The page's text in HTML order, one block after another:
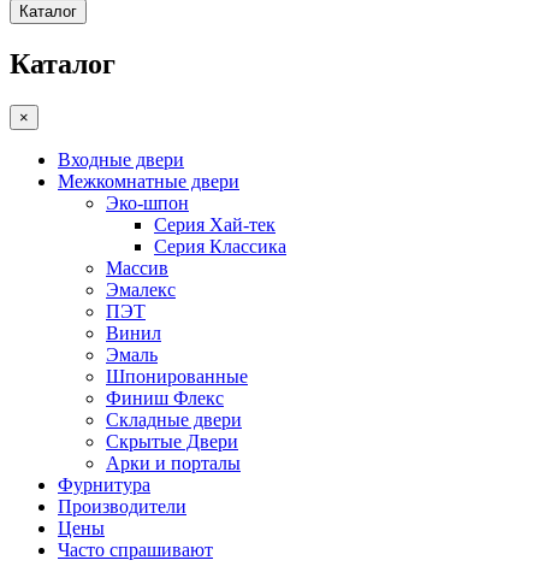
Каталог
Каталог
×
Входные двери
Межкомнатные двери
Эко-шпон
Серия Хай-тек
Серия Классика
Массив
Эмалекс
ПЭТ
Винил
Эмаль
Шпонированные
Финиш Флекс
Складные двери
Скрытые Двери
Арки и порталы
Фурнитура
Производители
Цены
Часто спрашивают